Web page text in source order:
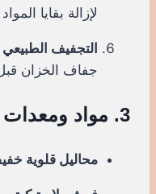
لإزالة بقايا
التجفيف
جفاف الخزان
3. مواد ومعدات الغسيل
محاليل قلوية